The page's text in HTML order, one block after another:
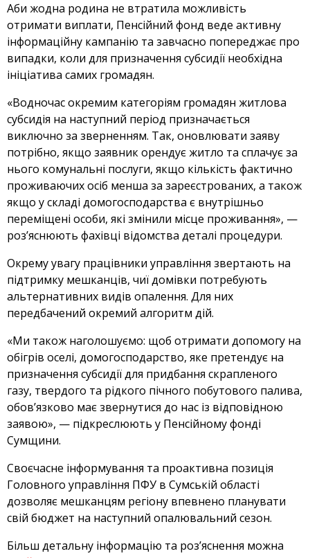
Аби жодна родина не втратила можливість
отримати виплати, Пенсійний фонд веде активну
інформаційну кампанію та завчасно попереджає про
випадки, коли для призначення субсидії необхідна
ініціатива самих громадян.
«Водночас окремим категоріям громадян житлова
субсидія на наступний період призначається
виключно за зверненням. Так, оновлювати заяву
потрібно, якщо заявник орендує житло та сплачує за
нього комунальні послуги, якщо кількість фактично
проживаючих осіб менша за зареєстрованих, а також
якщо у складі домогосподарства є внутрішньо
переміщені особи, які змінили місце проживання», —
роз’яснюють фахівці відомства деталі процедури.
Окрему увагу працівники управління звертають на
підтримку мешканців, чиї домівки потребують
альтернативних видів опалення. Для них
передбачений окремий алгоритм дій.
«Ми також наголошуємо: щоб отримати допомогу на
обігрів оселі, домогосподарство, яке претендує на
призначення субсидії для придбання скрапленого
газу, твердого та рідкого пічного побутового палива,
обов’язково має звернутися до нас із відповідною
заявою», — підкреслюють у Пенсійному фонді
Сумщини.
Своєчасне інформування та проактивна позиція
Головного управління ПФУ в Сумській області
дозволяє мешканцям регіону впевнено планувати
свій бюджет на наступний опалювальний сезон.
Більш детальну інформацію та роз’яснення можна